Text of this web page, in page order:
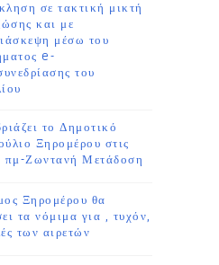
σε τακτική μικτή
και με
μέσω του
e-
του
το Δημοτικό
Ξηρομέρου στις
πμ-Ζωντανή Μετάδοση
Ξηρομέρου θα
τα νόμιμα για , τυχόν,
των αιρετών